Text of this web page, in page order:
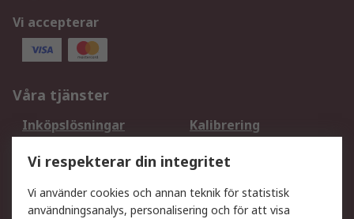
Vi accepterar
Våra tjänster
Inköpslösningar
Kalibrering
DesignSpark
Teknisk Support
Ditt lokala säljteam
Exportlösningar
Vi respekterar din integritet
Vi använder cookies och annan teknik för statistisk
användningsanalys, personalisering och för att visa